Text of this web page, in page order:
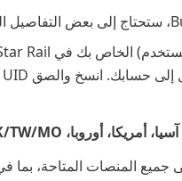
آسيا، أمريكا، أوروبا، HK/TW/MO.